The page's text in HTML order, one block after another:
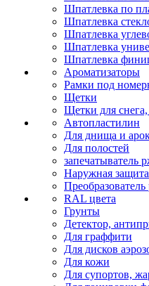
Шпатлевка по
Шпатлевка
Шпатлевка
Шпатлевка
Шпатлевка
Ароматизаторы
Рамки под
Щетки
Щетки для снега,
Автопластилин
Для днища и
Для полостей
запечатыватель
Наружная защита
RAL цвета
Грунты
Детектор,
Для граффити
Для дисков
Для кожи
Для супортов,